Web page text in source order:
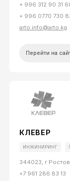
+ 996 312 90 31
+ 996 0770 730
arto.info@arto.kg
Перейти на
КЛЕВЕР
ИНЖИНИРИНГ
344023,
+7 961 286 83 13